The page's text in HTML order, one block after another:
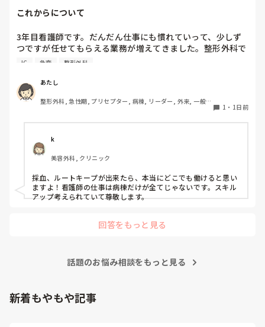
だけが原因というより、心筋虚血や電解質異常など、背景に別
の原因があった可能性も考えられると思います。
VFになった後についても、AEDはVFやパルスレスVTに対して
いだったわけではないと思います。
文面を見る限り、AFに気づいて先生へ報告し、一度落ち着いた
後も観察を続け、また変化があった時には先生へ連絡されてい
振り返るのであれば、一人で「自分の判断が遅かった」と考え
るより、その時の血圧や症状、波形、採血などを先生やスタッ
フと一緒に確認してみると、何が起きていたのか少し整理でき
るかもしれません。
急変の後はどうしても「あの時こうしていたら」と考えてしま
うと思います。一人で抱え込まず、周りの方ともお話ししてく
これからについて
3年目看護師です。だんだん仕事にも慣れていって、少しず
つですが任せてもらえる業務が増えてきました。整形外科で
働いていますが、たしかに高齢者が多い病棟ですがほぼ急変
にはつながらないんじゃないか、って思ってしまいます。で
も、循環器やICU、救命に移動する勇気もありません、、
IC 急変 整形外科
あたし
整形外科, 急性期, プリセプター, 病棟, リーダー, 外来, 一般病
1 ・ 1日前
k
美容外科, クリニック
採血、ルートキープが出来たら、本当にどこでも働けると思い
ますよ！看護師の仕事は病棟だけが全てじゃないです。スキル
アップ考えられていて尊敬します。
回答をもっと見る
話題のお悩み相談をもっと見る
新着もやもや記事